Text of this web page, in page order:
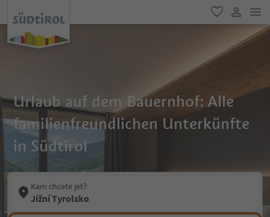
oblíbené
Urlaub auf dem Bauernhof: Alle
familienfreundlichen Unterkünfte
in Südtirol
Kam chcete jet?
Jižní Tyrolsko